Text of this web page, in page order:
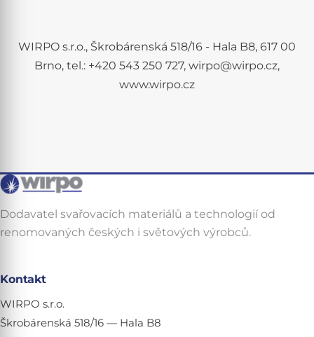
WIRPO s.r.o., Škrobárenská 518/16 - Hala B8, 617 00
Brno, tel.: +420 543 250 727, wirpo@wirpo.cz,
www.wirpo.cz
Dodavatel svařovacích materiálů a technologií od
renomovaných českých i světových výrobců.
Kontakt
WIRPO s.r.o.
Škrobárenská 518/16 — Hala B8